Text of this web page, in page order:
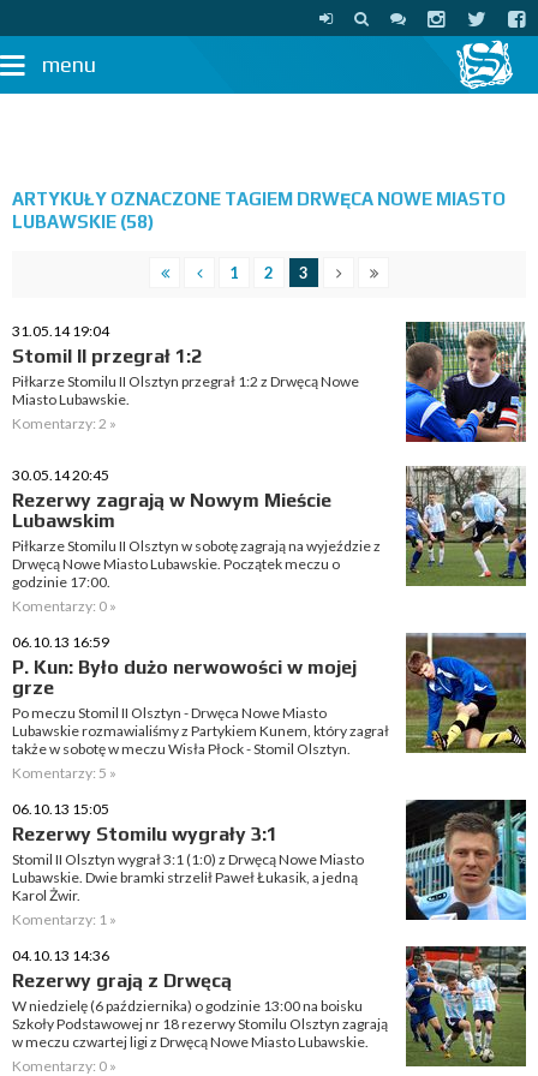
menu
ARTYKUŁY OZNACZONE TAGIEM DRWĘCA NOWE MIASTO
LUBAWSKIE (58)
1 2 3
31.05.14 19:04
Stomil II przegrał 1:2
Piłkarze Stomilu II Olsztyn przegrał 1:2 z Drwęcą Nowe
Miasto Lubawskie.
Komentarzy: 2 »
30.05.14 20:45
Rezerwy zagrają w Nowym Mieście
Lubawskim
Piłkarze Stomilu II Olsztyn w sobotę zagrają na wyjeździe z
Drwęcą Nowe Miasto Lubawskie. Początek meczu o
godzinie 17:00.
Komentarzy: 0 »
06.10.13 16:59
P. Kun: Było dużo nerwowości w mojej
grze
Po meczu Stomil II Olsztyn - Drwęca Nowe Miasto
Lubawskie rozmawialiśmy z Partykiem Kunem, który zagrał
także w sobotę w meczu Wisła Płock - Stomil Olsztyn.
Komentarzy: 5 »
06.10.13 15:05
Rezerwy Stomilu wygrały 3:1
Stomil II Olsztyn wygrał 3:1 (1:0) z Drwęcą Nowe Miasto
Lubawskie. Dwie bramki strzelił Paweł Łukasik, a jedną
Karol Żwir.
Komentarzy: 1 »
04.10.13 14:36
Rezerwy grają z Drwęcą
W niedzielę (6 października) o godzinie 13:00 na boisku
Szkoły Podstawowej nr 18 rezerwy Stomilu Olsztyn zagrają
w meczu czwartej ligi z Drwęcą Nowe Miasto Lubawskie.
Komentarzy: 0 »